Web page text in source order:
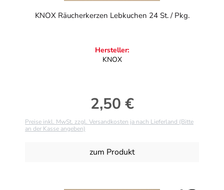
KNOX Räucherkerzen Lebkuchen 24 St. / Pkg.
Hersteller:
KNOX
Regulärer Preis:
2,50 €
Preise inkl. MwSt. zzgl. Versandkosten ja nach Lieferland (Bitte
an der Kasse angeben)
zum Produkt